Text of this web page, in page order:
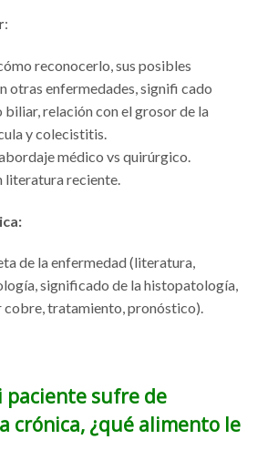
:
reconocerlo, sus posibles
otras enfermedades, signifi cado
relación con el grosor de la
y colecistitis.
médico vs quirúrgico.
literatura reciente.
de la enfermedad (literatura,
significado de la histopatología,
tratamiento, pronóstico).
paciente sufre de
crónica, ¿qué alimento le